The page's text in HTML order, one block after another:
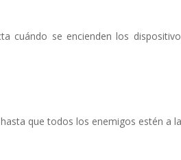
cuándo se encienden los
que todos los enemigos estén a